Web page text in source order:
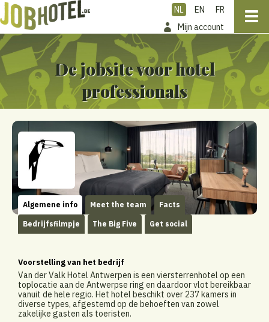
NL EN
FR
Mijn account
De jobsite voor hotel
professionals
Algemene info Meet the team Facts
Bedrijfsfilmpje The Big Five Get social
Voorstelling van het bedrijf
Van der Valk Hotel Antwerpen is een viersterrenhotel op een
toplocatie aan de Antwerpse ring en daardoor vlot bereikbaar
vanuit de hele regio. Het hotel beschikt over 237 kamers in
diverse types, afgestemd op de behoeften van zowel
zakelijke gasten als toeristen.